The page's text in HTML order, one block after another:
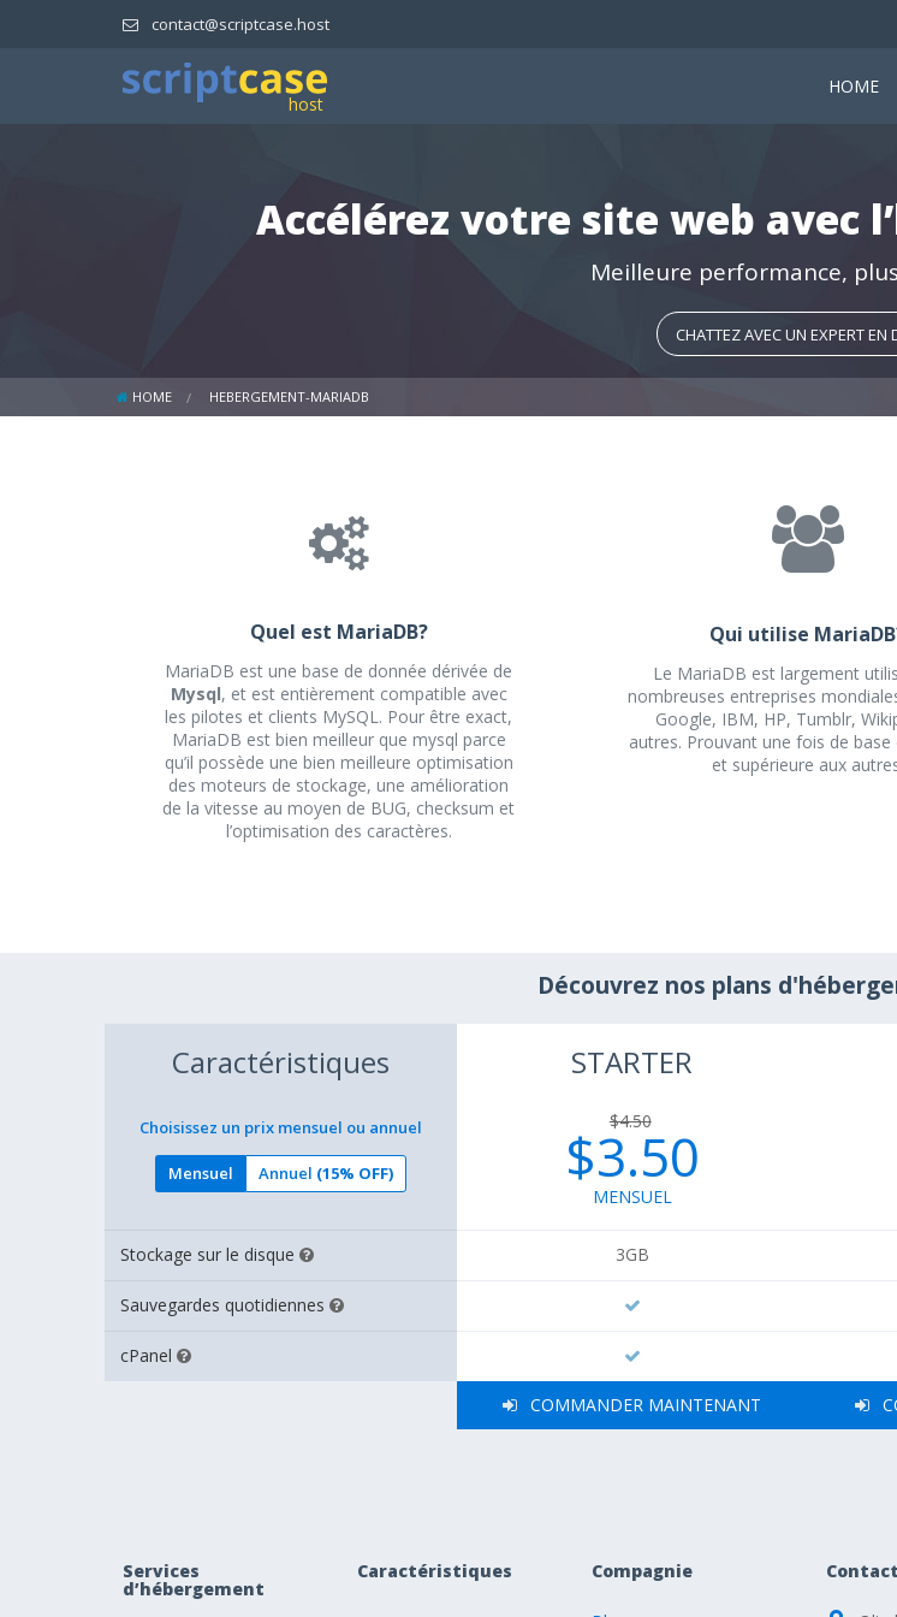
contact@scriptcase.host
HOME
Accélérez votre site web avec
Meilleure performance,
CHATTEZ AVEC UN EXPERT EN
HOME HEBERGEMENT-MARIADB
Quel est MariaDB?
MariaDB est une base de donnée dérivée de
Mysql, et est entièrement compatible avec
les pilotes et clients MySQL. Pour être exact,
MariaDB est bien meilleur que mysql parce
qu’il possède une bien meilleure optimisation
des moteurs de stockage, une amélioration
de la vitesse au moyen de BUG, checksum et
l’optimisation des caractères.
Qui utilise
Le MariaDB est largement
nombreuses entreprises
Google, IBM, HP, Tumblr,
autres. Prouvant une fois de base
et supérieure aux
Découvrez nos plans
Caractéristiques
Choisissez un prix mensuel ou annuel
Mensuel Annuel (15% OFF)
Stockage sur le disque
Sauvegardes quotidiennes
cPanel
STARTER
$4.50
$3.50
MENSUEL
3GB
COMMANDER MAINTENANT
Services
d’hébergement
Caractéristiques Compagnie